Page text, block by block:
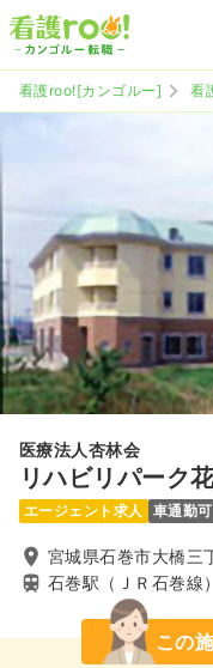
看護roo![カンゴルー] 看
医療法人杏林会
リハビリパーク
エージェント求人 車通勤可
宮城県石巻市大橋三
石巻駅（ＪＲ石巻線）
この